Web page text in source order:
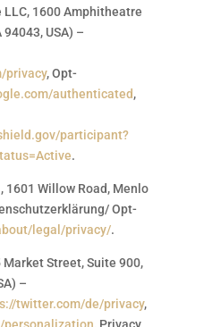
1600 Amphitheatre
USA) –
privacy, Opt-
authenticated,
participant?
.
Willow Road, Menlo
Opt-
legal/privacy/.
Street, Suite 900,
–
twitter.com/de/privacy,